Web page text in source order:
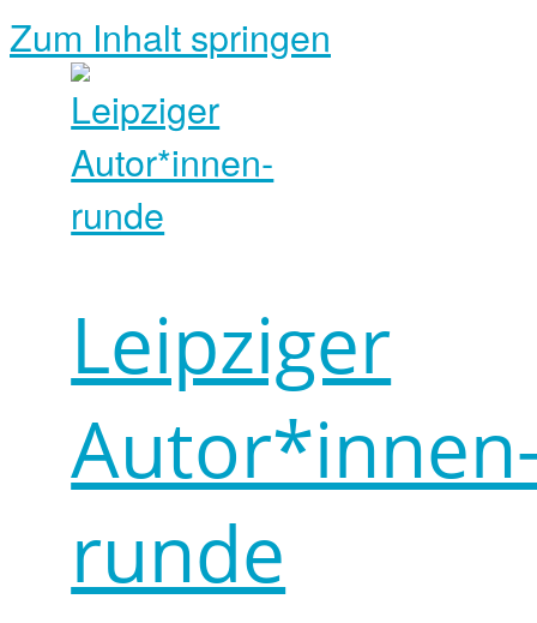
Zum Inhalt springen
Leipziger
runde